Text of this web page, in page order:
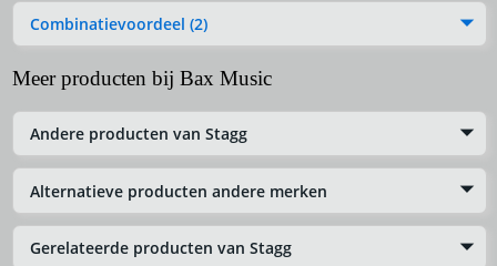
Combinatievoordeel (2)
Meer producten bij Bax Music
Andere producten van Stagg
Alternatieve producten andere merken
Gerelateerde producten van Stagg